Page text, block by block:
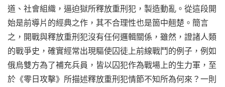
道、社會組織，逼迫獄所釋放重刑犯，製造動亂。從這段開
始是前導片的經典之作，其不合理性也是箇中翹楚。簡言
之，開戰與釋放重刑犯沒有任何邏輯關係，雖然，證諸人類
的戰爭史，確實經常出現驅使囚徒上前線戰鬥的例子，例如
俄烏雙方為了補充兵員，皆以囚犯作為戰場上的生力軍，至
於《零日攻擊》所描述釋放重刑犯情節不知所為何來？一則